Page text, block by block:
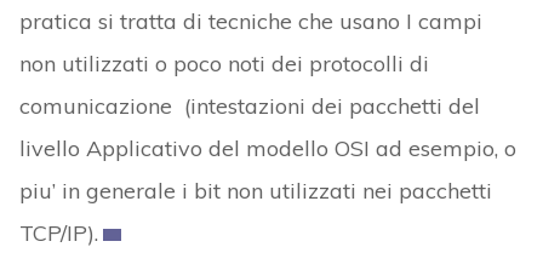
pratica si tratta di tecniche che usano I campi
non utilizzati o poco noti dei protocolli di
comunicazione (intestazioni dei pacchetti del
livello Applicativo del modello OSI ad esempio, o
piu’ in generale i bit non utilizzati nei pacchetti
TCP/IP).